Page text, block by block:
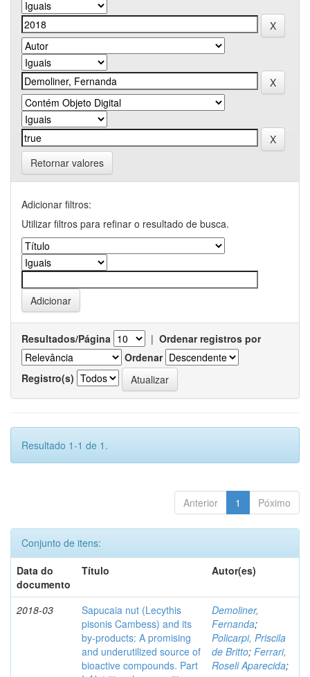
Retornar valores
Adicionar filtros:
Utilizar filtros para refinar o resultado de busca.
Resultados/Página | Ordenar registros por
Ordenar
Registro(s)
Resultado 1-1 de 1.
Anterior 1 Póximo
Conjunto de itens:
Data do
documento
Título Autor(es)
2018-03
Sapucaia nut (Lecythis
pisonis Cambess) and its
by-products: A promising
and underutilized source of
bioactive compounds. Part
Demoliner,
Fernanda;
Policarpi, Priscila
de Britto; Ferrari,
Roseli Aparecida;